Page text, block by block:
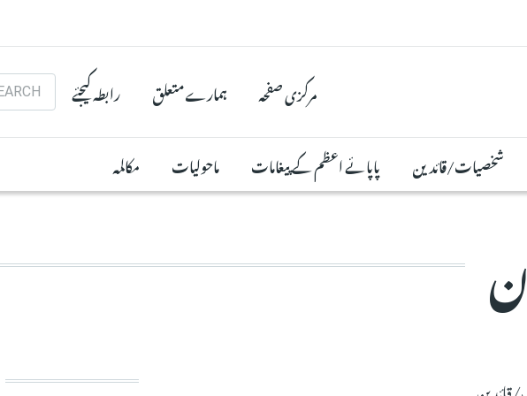
مرکزی صفحہ ہمارے متعلق رابطہ کیجئے
Search
شخصیات/قائدین پاپائے اعظم کے پیغامات ماحولیات مکالمہ